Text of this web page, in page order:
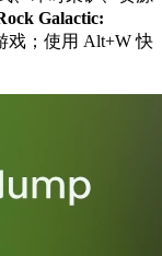
Galactic:
戏；使用 Alt+W 快